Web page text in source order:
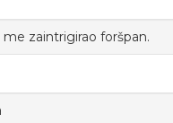
zaintrigirao foršpan.